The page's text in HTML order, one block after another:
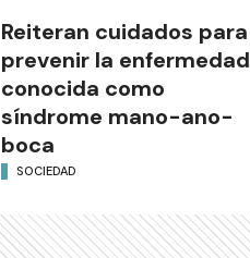
Reiteran cuidados para
prevenir la enfermedad
conocida como
síndrome mano-ano-
boca
SOCIEDAD